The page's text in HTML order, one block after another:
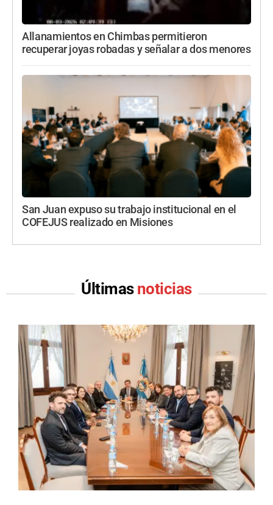
Allanamientos en Chimbas permitieron
recuperar joyas robadas y señalar a dos menores
San Juan expuso su trabajo institucional en el
COFEJUS realizado en Misiones
Últimas noticias